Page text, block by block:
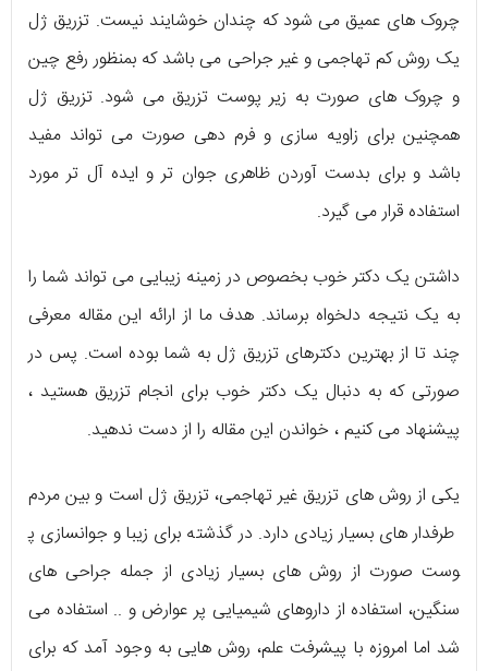
چروک های عمیق می شود که چندان خوشایند نیست. تزریق ژل
یک روش کم تهاجمی و غیر جراحی می باشد که بمنظور رفع چین
و چروک های صورت به زیر پوست تزریق می شود. تزریق ژل
همچنین برای زاویه سازی و فرم دهی صورت می تواند مفید
باشد‌ و برای بدست آوردن ظاهری جوان تر و ایده آل تر مورد
استفاده قرار می گیرد.
داشتن یک دکتر خوب بخصوص در زمینه زیبایی می تواند شما را
به یک نتیجه دلخواه برساند. هدف ما از ارائه این مقاله معرفی
چند تا از بهترین دکترهای تزریق ژل به شما بوده است‌. پس در
صورتی که به دنبال یک دکتر خوب برای انجام تزریق هستید ،
پیشنهاد می کنیم ، خواندن این مقاله را از دست ندهید.
یکی از روش های تزریق غیر تهاجمی، تزریق ژل است و بین مردم
طرفدار های بسیار زیادی دارد. در گذشته برای زیبا و جوانسازی پ
وست صورت از روش های بسیار زیادی از جمله جراحی های
سنگین، استفاده از داروهای شیمیایی پر عوارض و .. استفاده می
شد اما امروزه با پیشرفت علم، روش هایی به وجود آمد که برای